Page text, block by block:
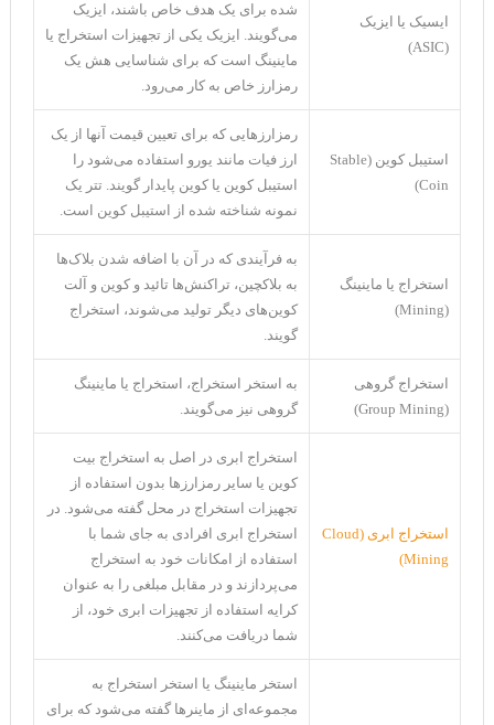
ایسیک یا ایزیک
(ASIC)
شده برای یک هدف خاص باشند، ایزیک
می‌گویند. ایزیک یکی از تجهیزات استخراج یا
ماینینگ است که برای شناسایی هش یک
رمزارز خاص به کار می‌رود.
استیبل کوین (Stable
Coin)
رمزارزهایی که برای تعیین قیمت آنها از یک
ارز فیات مانند یورو استفاده می‌شود را
استیبل کوین یا کوین پایدار گویند. تتر یک
نمونه شناخته شده از استیبل کوین است.
استخراج یا ماینینگ
(Mining)
به فرآیندی که در آن با اضافه شدن بلاک‌ها
به بلاکچین، تراکنش‌ها تائید و کوین و آلت
کوین‌های دیگر تولید می‌شوند، استخراج
گویند.
استخراج گروهی
(Group Mining)
به استخر استخراج، استخراج یا ماینینگ
گروهی نیز می‌گویند.
استخراج ابری (Cloud
Mining)
استخراج ابری در اصل به استخراج بیت
کوین یا سایر رمزارزها بدون استفاده از
تجهیزات استخراج در محل گفته می‌شود. در
استخراج ابری افرادی به جای شما با
استفاده از امکانات خود به استخراج
می‌پردازند و در مقابل مبلغی را به عنوان
کرایه استفاده از تجهیزات ابری خود، از
شما دریافت می‌کنند.
استخر ماینینگ یا استخر استخراج به
مجموعه‌ای از ماینرها گفته می‌شود که برای